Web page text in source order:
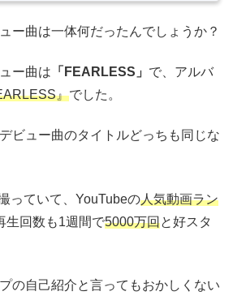
ー曲は一体何だったんでしょうか？
ー曲は 「FEARLESS」 で、アルバ
』でした。
ビュー曲のタイトルどっちも同じな
っていて、YouTubeの人気動画ラン
生回数も1週間で5000万回と好スタ
の自己紹介と言ってもおかしくない